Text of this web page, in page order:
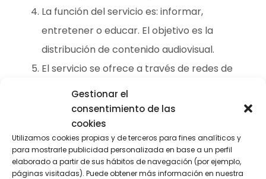
Gestionar el
consentimiento de las
cookies
Utilizamos cookies propias y de terceros para fines analíticos y
para mostrarle publicidad personalizada en base a un perfil
elaborado a partir de sus hábitos de navegación (por ejemplo,
páginas visitadas). Puede obtener más información en nuestra
La función del servicio es: informar,
entretener o educar. El objetivo es la
distribución de contenido audiovisual.
El servicio se ofrece a través de redes de
comunicaciones electrónicas (Internet).
SOLICITAR CONSULTA